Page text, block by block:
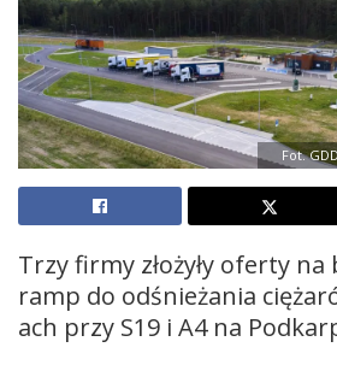
Fot.
Trzy firmy złożyły oferty na
ramp do odśnieżania
ach przy S19 i A4 na